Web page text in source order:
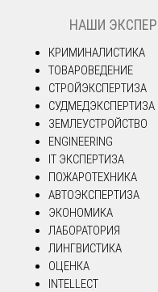
НАШИ
КРИМИНАЛИСТИКА
ТОВАРОВЕДЕНИЕ
СТРОЙЭКСПЕРТИЗА
СУДМЕДЭКСПЕРТИЗА
ЗЕМЛЕУСТРОЙСТВО
ENGINEERING
IT ЭКСПЕРТИЗА
ПОЖАРОТЕХНИКА
АВТОЭКСПЕРТИЗА
ЭКОНОМИКА
ЛАБОРАТОРИЯ
ЛИНГВИСТИКА
ОЦЕНКА
INTELLECT